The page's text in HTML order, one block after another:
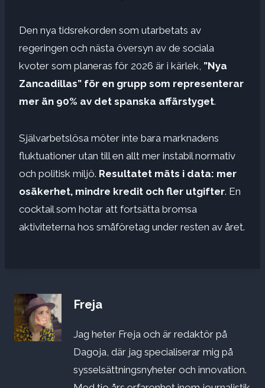
Den nya tidsrekorden som utarbetats av
regeringen och nästa översyn av de sociala
kvoter som planeras för 2026 är i kärlek, ”Nya
Zancadillas” för en grupp som representerar
mer än 90% av det spanska affärstyget.
Självarbetslösa möter inte bara marknadens
fluktuationer utan till en allt mer instabil normativ
och politisk miljö. Resultatet mäts i data: mer
osäkerhet, mindre kredit och fler utgifter. En
cocktail som hotar att fortsätta bromsa
aktiviteterna hos småföretag under resten av året.
Freja
Jag heter Freja och är redaktör på
Dagoja, där jag specialiserar mig på
sysselsättningsnyheter och innovation.